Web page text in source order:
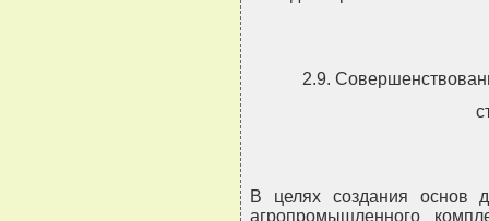
2.9.
В целях создания основ
агропромышленного